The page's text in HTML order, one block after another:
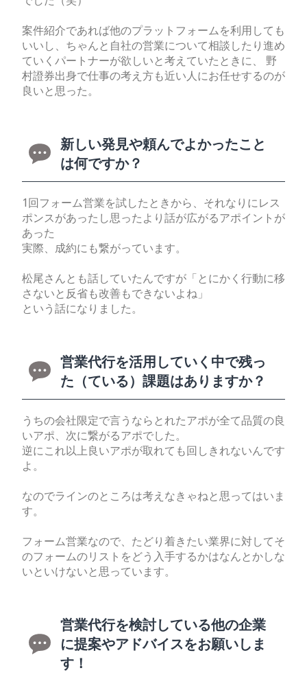
案件紹介であれば他のプラットフォームを利用しても
いいし、ちゃんと自社の営業について相談したり進め
ていくパートナーが欲しいと考えていたときに、 野
村證券出身で仕事の考え方も近い人にお任せするのが
良いと思った。
新しい発見や頼んでよかったこと
は何ですか？
1回フォーム営業を試したときから、それなりにレス
ポンスがあったし思ったより話が広がるアポイントが
あった
実際、成約にも繋がっています。
松尾さんとも話していたんですが「とにかく行動に移
さないと反省も改善もできないよね」
という話になりました。
営業代行を活用していく中で残っ
た（ている）課題はありますか？
うちの会社限定で言うならとれたアポが全て品質の良
いアポ、次に繋がるアポでした。
逆にこれ以上良いアポが取れても回しきれないんです
よ。
なのでラインのところは考えなきゃねと思ってはいま
す。
フォーム営業なので、たどり着きたい業界に対してそ
のフォームのリストをどう入手するかはなんとかしな
いといけないと思っています。
営業代行を検討している他の企業
に提案やアドバイスをお願いしま
す！